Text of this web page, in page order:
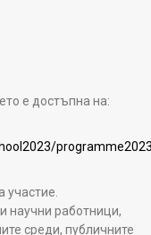
е достъпна на:
участие.
научни работници,
среди, публичните